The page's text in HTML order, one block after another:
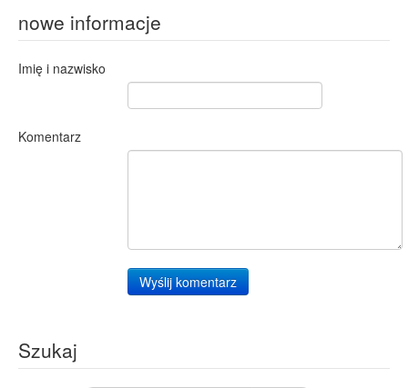
nowe informacje
Imię i nazwisko
Komentarz
Wyślij komentarz
Szukaj